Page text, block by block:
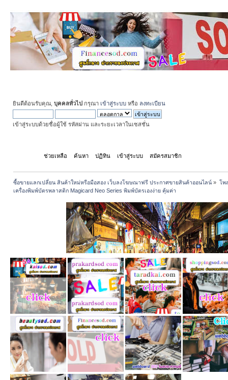
ยินดีต้อนรับคุณ, บุคคลทั่วไป กรุณา เข้าสู่ระบบ หรือ ลงทะเบียน
เข้าสู่ระบบด้วยชื่อผู้ใช้ รหัสผ่าน และระยะเวลาในเซสชั่น
ช่วยเหลือ ค้นหา ปฏิทิน เข้าสู่ระบบ สมัครสมาชิก
ซื้อขายแลกเปลี่ยน สินค้าใหม่หรือมือสอง เว็บลงโฆษณาฟรี ประกาศขายสินค้าออนไลน์ » โพ
เครื่องพิมพ์บัตรพลาสติก Magicard Neo Series พิมพ์บัตรเองง่าย คุ้มค่า